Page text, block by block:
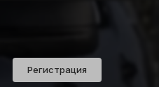
Регистрация